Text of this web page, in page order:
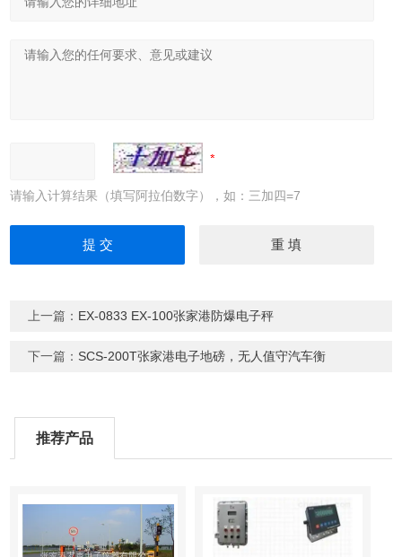
请输入计算结果（填写阿拉伯数字），如：三加四=7
上一篇： EX-0833 EX-100张家港防爆电子秤
下一篇： SCS-200T张家港电子地磅，无人值守汽车衡
推荐产品